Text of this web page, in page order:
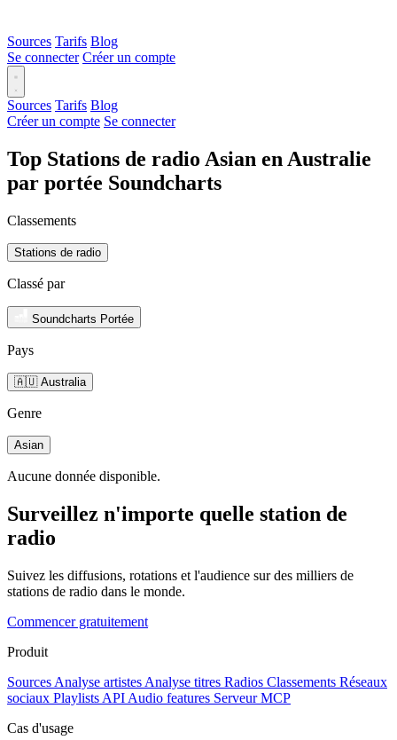
Sources Tarifs Blog
Se connecter Créer un compte
Sources Tarifs Blog
Créer un compte Se connecter
Top Stations de radio Asian en Australie
par portée Soundcharts
Classements
Stations de radio
Classé par
Soundcharts Portée
Pays
🇦🇺 Australia
Genre
Asian
Aucune donnée disponible.
Surveillez n'importe quelle station de
radio
Suivez les diffusions, rotations et l'audience sur des milliers de
stations de radio dans le monde.
Commencer gratuitement
Produit
Sources Analyse artistes Analyse titres Radios Classements Réseaux
sociaux Playlists API Audio features Serveur MCP
Cas d'usage